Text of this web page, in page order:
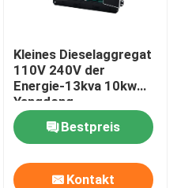
Kleines Dieselaggregat
110V 240V der
Energie-13kva 10kw
Yangdong
Bestpreis
Kontakt